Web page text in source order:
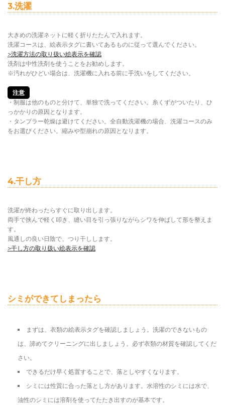
3.洗濯
大きめの洗濯ネットに軽く折りたたんで入れます。
洗濯コースは、絵表示タグに書いてあるものに従って選んでください。
>洗濯方法の取り扱い絵表示を確認
洗剤は中性洗剤を使うことをお勧めします。
※汚れがひどい場合は、洗濯機に入れる前に手洗いをしてください。
注意
・制服は他のものと分けて、単独で洗ってください。糸くずがついたり、ひ
っかかりの原因となります。
・タンブラー乾燥は避けてください。全自動洗濯機の場合、洗濯コースのみ
をお選びください。縮みや型崩れの原因となります。
4.干し方
洗濯が終わったらすぐに取り出します。
両手で挟んで軽く叩き、縫い目を引っ張りながらシワを伸ばして形を整えま
す。
風通しの良い日陰で、つり干しします。
>干し方の取り扱い絵表示を確認
シミができてしまったら
まずは、衣類の絵表示タグを確認しましょう。洗濯のできないもの
は、諦めてクリーニングに出しましょう。必ず衣類の材質を確認してくだ
さい。
できるだけ早く処置することで、落としやすくなります。
シミには性質に合った落とし方があります。水溶性のシミには水で、
油性のシミには溶剤を使ってたたき出すのが基本です。